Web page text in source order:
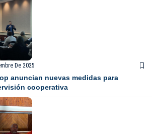
De 2025
anuncian nuevas medidas para
cooperativa